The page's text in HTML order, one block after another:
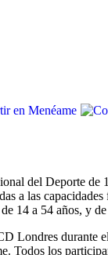
del Deporte de
a las
14 a 54 años, y
Londres durante
Todos los